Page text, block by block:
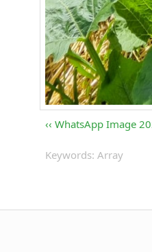
WhatsApp Image
Keywords: Array